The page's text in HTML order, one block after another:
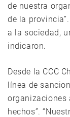
de nuestra
de la
a la sociedad,
indicaron.
Desde la CCC
línea de
organizaciones
hechos”.